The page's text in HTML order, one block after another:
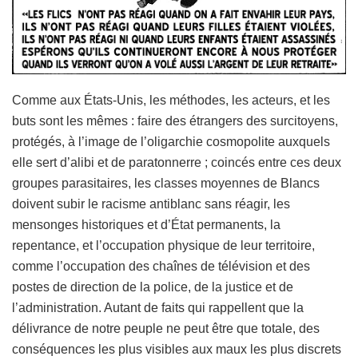
Comme aux États-Unis, les méthodes, les acteurs, et les
buts sont les mêmes : faire des étrangers des surcitoyens,
protégés, à l’image de l’oligarchie cosmopolite auxquels
elle sert d’alibi et de paratonnerre ; coincés entre ces deux
groupes parasitaires, les classes moyennes de Blancs
doivent subir le racisme antiblanc sans réagir, les
mensonges historiques et d’État permanents, la
repentance, et l’occupation physique de leur territoire,
comme l’occupation des chaînes de télévision et des
postes de direction de la police, de la justice et de
l’administration. Autant de faits qui rappellent que la
délivrance de notre peuple ne peut être que totale, des
conséquences les plus visibles aux maux les plus discrets